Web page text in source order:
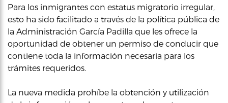
Para los inmigrantes con estatus migratorio irregular,
esto ha sido facilitado a través de la política pública de
la Administración García Padilla que les ofrece la
oportunidad de obtener un permiso de conducir que
contiene toda la información necesaria para los
trámites requeridos.
La nueva medida prohíbe la obtención y utilización